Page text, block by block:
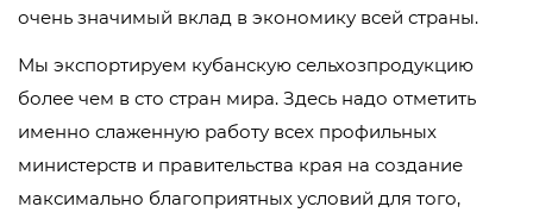
очень значимый вклад в экономику всей страны.
Мы экспортируем кубанскую сельхозпродукцию
более чем в сто стран мира. Здесь надо отметить
именно слаженную работу всех профильных
министерств и правительства края на создание
максимально благоприятных условий для того,